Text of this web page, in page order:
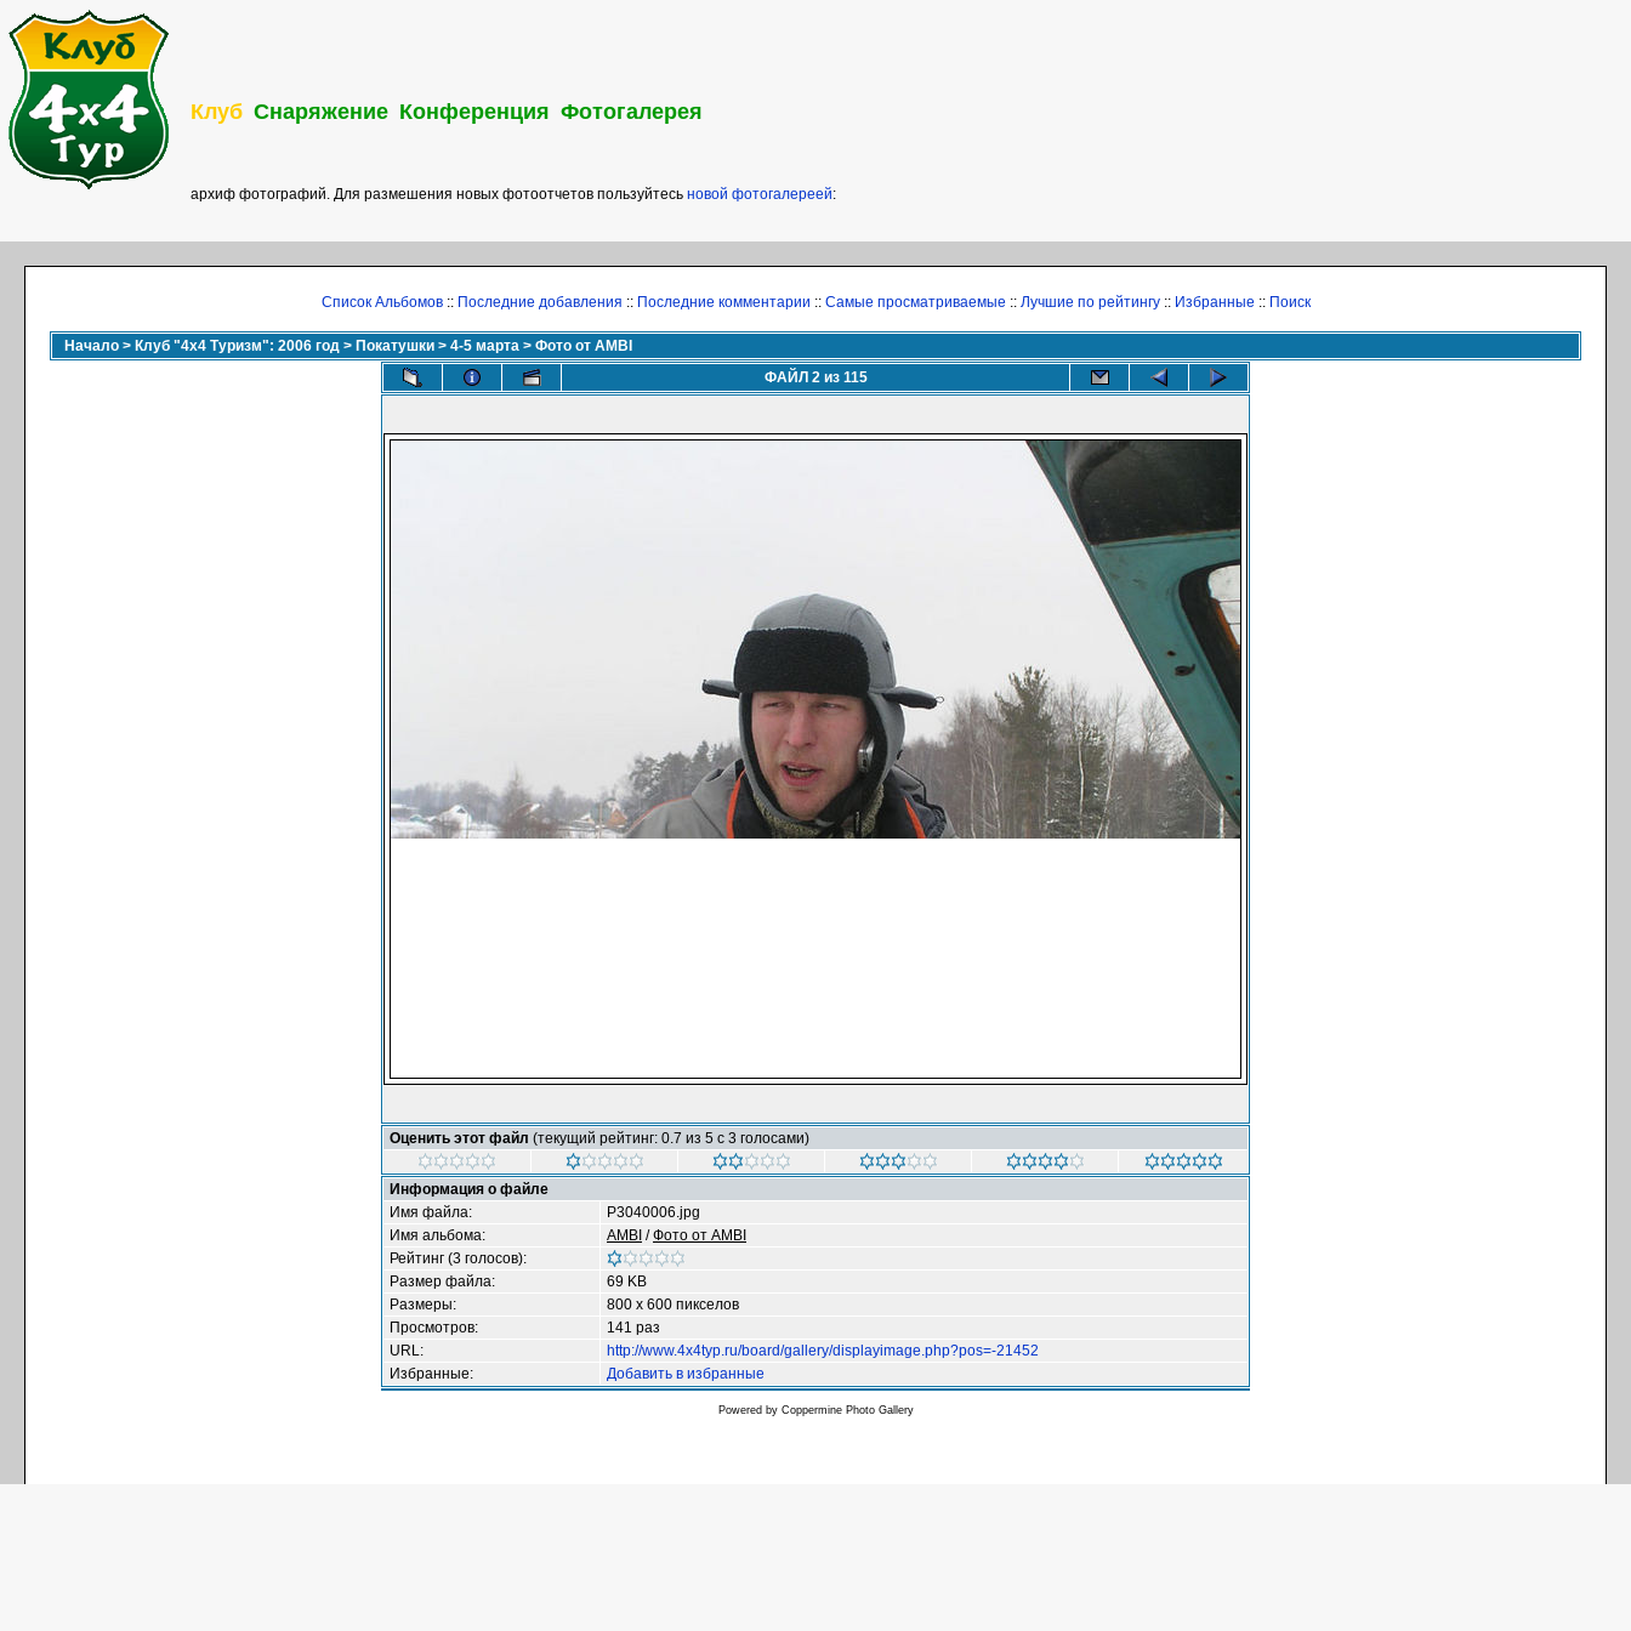
Клуб Снаряжение Конференция Фотогалерея
архиф фотографий. Для размешения новых фотоотчетов пользуйтесь новой фотогалереей:
Список Альбомов:: Последние добавления :: Последние комментарии :: Самые просматриваемые :: Лучшие по рейтингу:: Избранные :: Поиск
Начало > Клуб "4х4 Туризм": 2006 год > Покатушки > 4-5 марта > Фото от AMBI
ФАЙЛ 2 из 115
Оценить этот файл (текущий рейтинг: 0.7 из 5 с 3 голосами)
Информация о файле
Имя файла:
P3040006.jpg
Имя альбома:
AMBI /Фото от AMBI
Рейтинг (3 голосов):
Размер файла:
69 KB
Размеры:
800 x 600 пикселов
Просмотров:
141 раз
URL:
http://www.4x4typ.ru/board/gallery/displayimage.php?pos=-21452
Избранные:
Добавить в избранные
Powered by Coppermine Photo Gallery